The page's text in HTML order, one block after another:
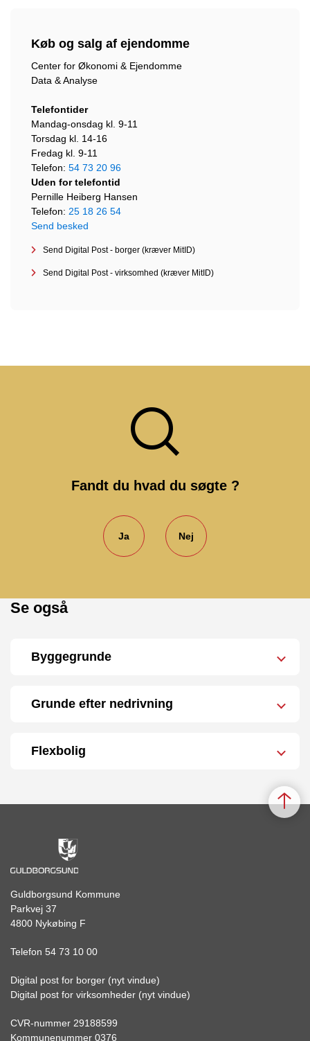
Køb og salg af ejendomme
Center for Økonomi & Ejendomme
Data & Analyse
Telefontider
Mandag-onsdag kl. 9-11
Torsdag kl. 14-16
Fredag kl. 9-11
Telefon: 54 73 20 96
Uden for telefontid
Pernille Heiberg Hansen
Telefon: 25 18 26 54
Send besked
Send Digital Post - borger (kræver MitID)
Send Digital Post - virksomhed (kræver MitID)
Fandt du hvad du søgte ?
Ja Nej
Se også
Byggegrunde
Grunde efter nedrivning
Flexbolig
Guldborgsund Kommune
Parkvej 37
4800 Nykøbing F
Telefon 54 73 10 00
Digital post for borger (nyt vindue)
Digital post for virksomheder (nyt vindue)
CVR-nummer 29188599
Kommunenummer 0376